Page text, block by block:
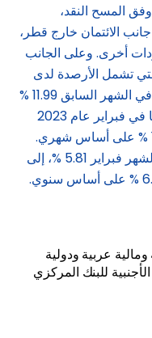
المسح النقد،
الائتمان خارج قطر،
أخرى. وعلى الجانب
التي تشمل الأرصدة لدى
مصرف قطر المركزي والنقد بالريال في الشهر السابق 11.99 %
عند 79.58 مليار ريال، مقابل مستواها في فبراير عام 2023
البالغ 90.43 مليار ريال، مع نموه 1.59 % على أساس شهري.
كما أظهر المسح نمو إجمالي الائتمان لشهر فبراير 5.81 %، إلى
ومالية عربية ودولية
الأجنبية للبنك المركزي